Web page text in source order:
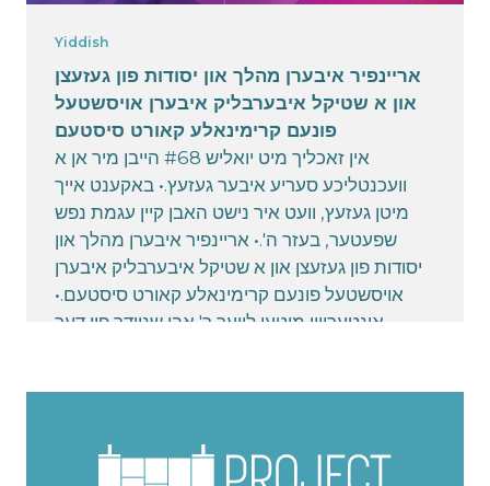
Yiddish
אריינפיר איבערן מהלך און יסודות פון געזעצן
און א שטיקל איבערבליק איבערן אויסשטעל
פונעם קרימינאלע קאורט סיסטעם
אין זאכליך מיט יואליש #68 הייבן מיר אן א
וועכנטליכע סעריע איבער געזעץ.• באקענט אייך
מיטן געזעץ, וועט איר נישט האבן קיין עגמת נפש
שפעטער, בעזר ה'.• אריינפיר איבערן מהלך און
יסודות פון געזעצן און א שטיקל איבערבליק איבערן
אויסשטעל פונעם קרימינאלע קאורט סיסטעם.•
אינטערוויו מיטען לויער ר' אבי שניידר פון דער